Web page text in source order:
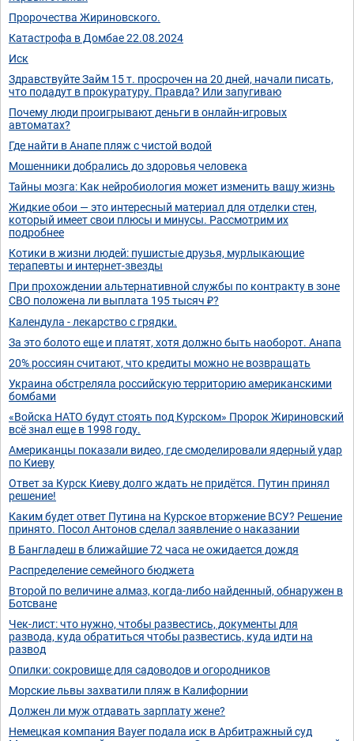
Пророчества Жириновского.
Катастрофа в Домбае 22.08.2024
Иск
Здравствуйте Займ 15 т. просрочен на 20 дней, начали писать,
что подадут в прокуратуру. Правда? Или запугиваю
Почему люди проигрывают деньги в онлайн-игровых
автоматах?
Где найти в Анапе пляж с чистой водой
Мошенники добрались до здоровья человека
Тайны мозга: Как нейробиология может изменить вашу жизнь
Жидкие обои — это интересный материал для отделки стен,
который имеет свои плюсы и минусы. Рассмотрим их
подробнее
Котики в жизни людей: пушистые друзья, мурлыкающие
терапевты и интернет-звезды
При прохождении альтернативной службы по контракту в зоне
СВО положена ли выплата 195 тысяч ₽?
Календула - лекарство с грядки.
За это болото еще и платят, хотя должно быть наоборот. Анапа
20% россиян считают, что кредиты можно не возвращать
Украина обстреляла российскую территорию американскими
бомбами
«Войска НАТО будут стоять под Курском» Пророк Жириновский
всё знал еще в 1998 году.
Американцы показали видео, где смоделировали ядерный удар
по Киеву
Ответ за Курск Киеву долго ждать не придётся. Путин принял
решение!
Каким будет ответ Путина на Курское вторжение ВСУ? Решение
принято. Посол Антонов сделал заявление о наказании
В Бангладеш в ближайшие 72 часа не ожидается дождя
Распределение семейного бюджета
Второй по величине алмаз, когда-либо найденный, обнаружен в
Ботсване
Чек-лист: что нужно, чтобы развестись, документы для
развода, куда обратиться чтобы развестись, куда идти на
развод
Опилки: сокровище для садоводов и огородников
Морские львы захватили пляж в Калифорнии
Должен ли муж отдавать зарплату жене?
Немецкая компания Bayer подала иск в Арбитражный суд